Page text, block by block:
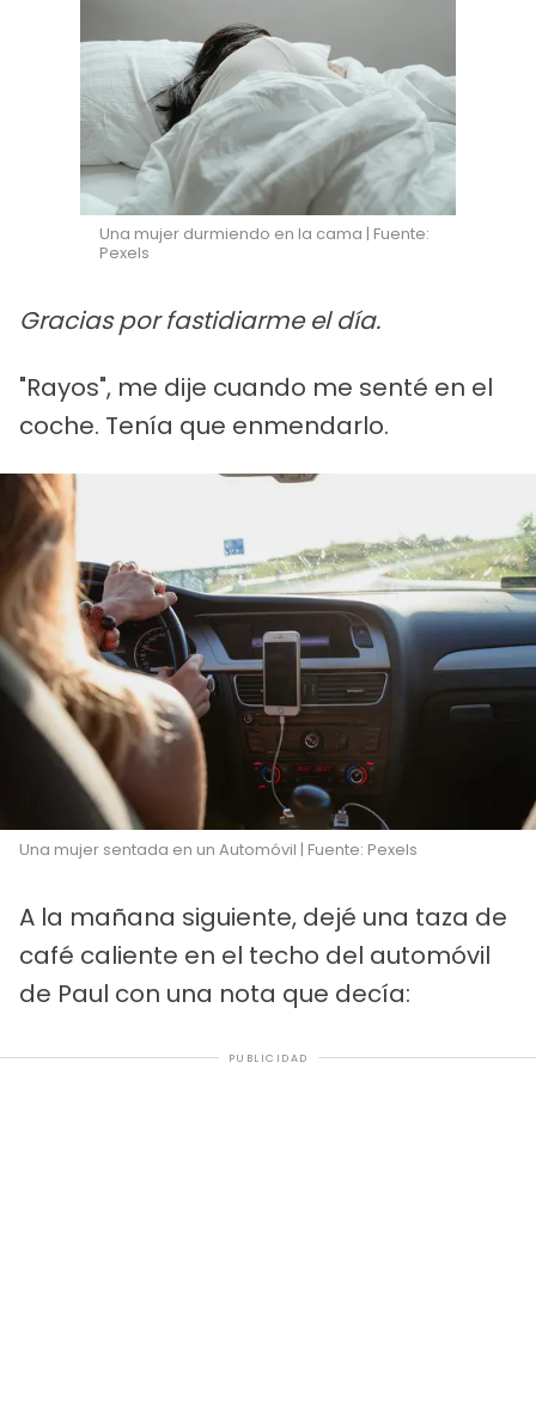
Una mujer durmiendo en la cama | Fuente:
Pexels
Gracias por fastidiarme el día.
"Rayos", me dije cuando me senté en el
coche. Tenía que enmendarlo.
Una mujer sentada en un Automóvil | Fuente: Pexels
A la mañana siguiente, dejé una taza de
café caliente en el techo del automóvil
de Paul con una nota que decía:
PUBLICIDAD